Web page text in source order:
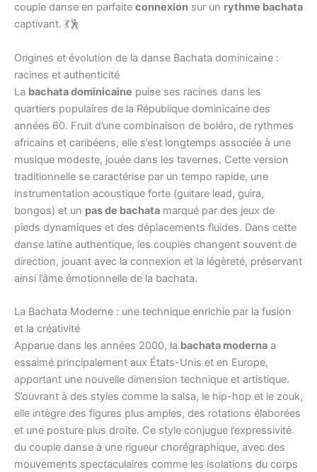
couple danse en parfaite connexion sur un rythme bachata
captivant. 💃🕺
Origines et évolution de la danse Bachata dominicaine :
racines et authenticité
La bachata dominicaine puise ses racines dans les
quartiers populaires de la République dominicaine des
années 60. Fruit d’une combinaison de boléro, de rythmes
africains et caribéens, elle s’est longtemps associée à une
musique modeste, jouée dans les tavernes. Cette version
traditionnelle se caractérise par un tempo rapide, une
instrumentation acoustique forte (guitare lead, guira,
bongos) et un pas de bachata marqué par des jeux de
pieds dynamiques et des déplacements fluides. Dans cette
danse latine authentique, les couples changent souvent de
direction, jouant avec la connexion et la légèreté, préservant
ainsi l’âme émotionnelle de la bachata.
La Bachata Moderne : une technique enrichie par la fusion
et la créativité
Apparue dans les années 2000, la bachata moderna a
essaimé principalement aux États-Unis et en Europe,
apportant une nouvelle dimension technique et artistique.
S’ouvrant à des styles comme la salsa, le hip-hop et le zouk,
elle intègre des figures plus amples, des rotations élaborées
et une posture plus droite. Ce style conjugue l’expressivité
du couple danse à une rigueur chorégraphique, avec des
mouvements spectaculaires comme les isolations du corps